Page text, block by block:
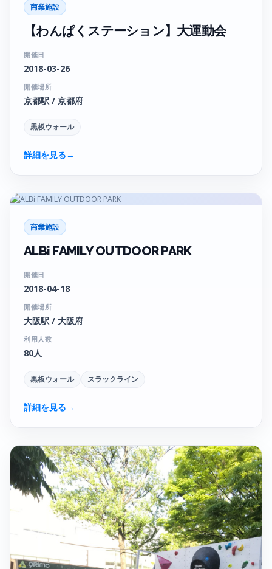
商業施設
【わんぱくステーション】大運動会
開催日
2018-03-26
開催場所
京都駅 / 京都府
黒板ウォール
詳細を見る→
商業施設
ALBi FAMILY OUTDOOR PARK
開催日
2018-04-18
開催場所
大阪駅 / 大阪府
利用人数
80人
黒板ウォール スラックライン
詳細を見る→